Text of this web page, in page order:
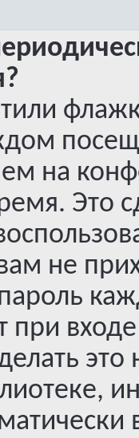
на
Это
не
при